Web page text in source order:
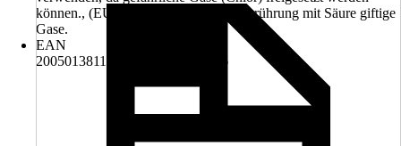
können., (EUH031) Entwickelt bei Berührung mit Säure giftige
Gase.
EAN
2005013811009, 4018047001306